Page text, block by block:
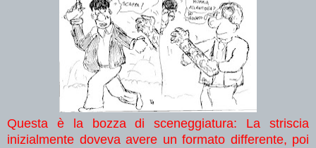
Questa è la bozza di sceneggiatura: La striscia
inizialmente doveva avere un formato differente, poi